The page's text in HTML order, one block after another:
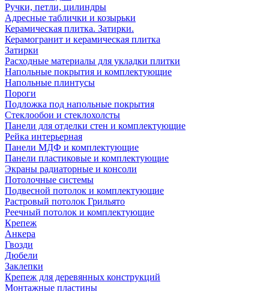
Ручки, петли, цилиндры
Адресные таблички и козырьки
Керамическая плитка. Затирки.
Керамогранит и керамическая плитка
Затирки
Расходные материалы для укладки плитки
Напольные покрытия и комплектующие
Напольные плинтусы
Пороги
Подложка под напольные покрытия
Стеклообои и стеклохолсты
Панели для отделки стен и комплектующие
Рейка интерьерная
Панели МДФ и комплектующие
Панели пластиковые и комплектующие
Экраны радиаторные и консоли
Потолочные системы
Подвесной потолок и комплектующие
Растровый потолок Грильято
Реечный потолок и комплектующие
Крепеж
Анкера
Гвозди
Дюбели
Заклепки
Крепеж для деревянных конструкций
Монтажные пластины